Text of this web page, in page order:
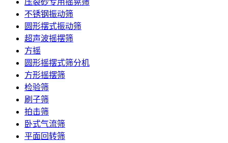
不锈钢振动筛
圆形摆式振动筛
超声波摇摆筛
方摇
圆形摇摆式筛分机
方形摇摆筛
检验筛
刷子筛
拍击筛
卧式气流筛
平面回转筛